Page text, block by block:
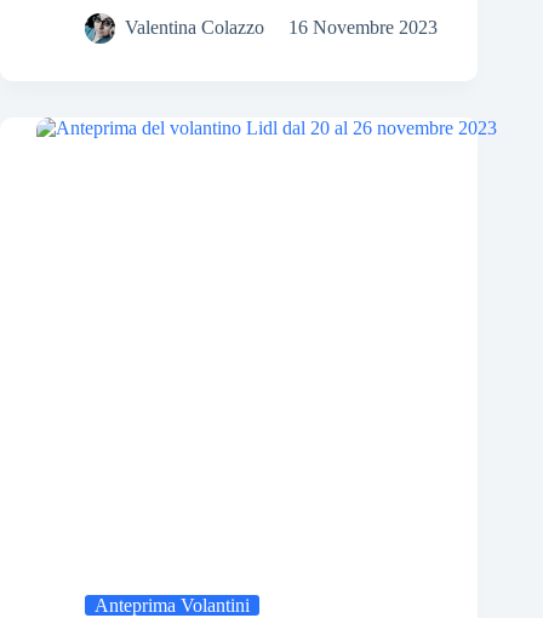
Valentina Colazzo 16 Novembre 2023
Anteprima Volantini